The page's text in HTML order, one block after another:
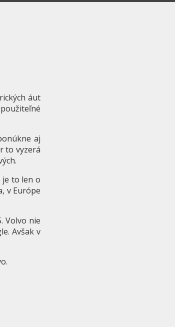
áut
aj
to vyzerá
je to len o
v Európe
Volvo nie
Avšak v